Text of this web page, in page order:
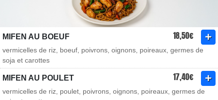
MIFEN AU BOEUF 18,50€
vermicelles de riz, boeuf, poivrons, oignons, poireaux, germes de
soja et carottes
MIFEN AU POULET 17,40€
vermicelles de riz, poulet, poivrons, oignons, poireaux, germes de